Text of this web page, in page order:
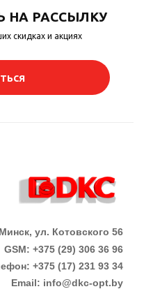
НА РАССЫЛКУ
скидках и акциях
ул. Котовского 56
GSM: +375 (29) 306 36 96
+375 (17) 231 93 34
Email: info@dkc-opt.by